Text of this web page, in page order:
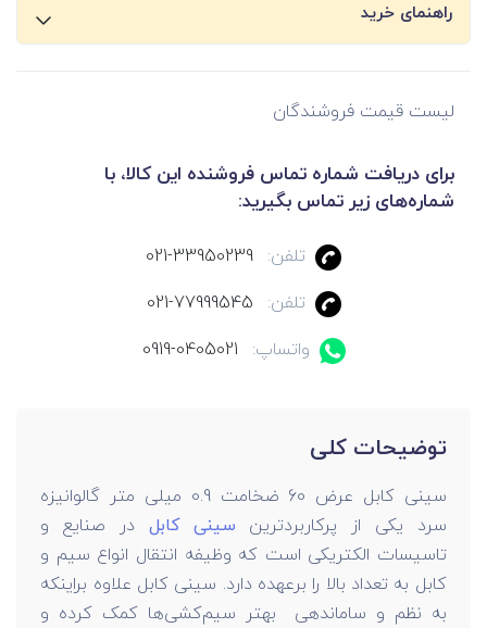
راهنمای خرید
لیست قیمت فروشندگان
برای دریافت شماره تماس فروشنده این کالا، با
شماره‌های زیر تماس بگیرید:
تلفن:
021-33950239
تلفن:
021-77999545
واتساپ:
0919-0405021
توضیحات کلی
سینی کابل عرض 60 ضخامت 0.9 میلی متر گالوانیزه
سرد یکی از پر‌کاربرد‌ترین سینی کابل در صنایع و
تاسیسات الکتریکی است که وظیفه انتقال انواع سیم و
کابل به تعداد بالا را بر‌عهده دارد. سینی کابل علاوه‌ بر‌اینکه
به نظم و ساماندهی بهتر سیم‌کشی‌ها کمک کرده و